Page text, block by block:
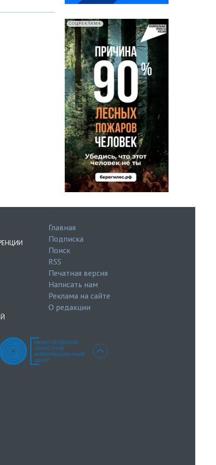
СОЦРЕКЛАМА
Главная
Подписка
Поиск
RSS
Печатная версия
Написать нам
Реклама на сайте
О редакции